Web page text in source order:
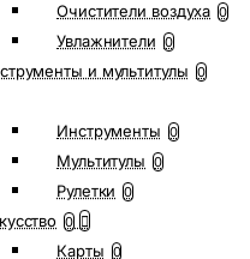
Очистители воздуха 0
Увлажнители 0
и мультитулы 0
Инструменты 0
Мультитулы 0
Рулетки 0
0
Карты 0